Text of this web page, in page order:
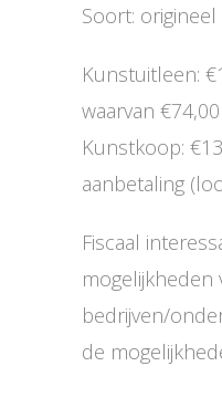
Soort: origineel
Kunstuitleen:
waarvan
Kunstkoop:
aanbetaling
Fiscaal
mogelijkheden
bedrijven/
de